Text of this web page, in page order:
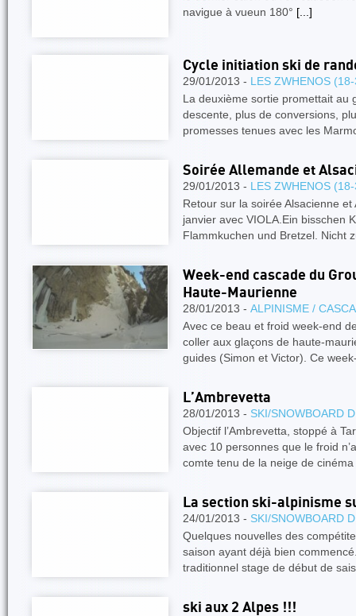
navigue à vueun 180° [...]
Cycle initiation ski de
29/01/2013 - LES ZWHENOS
La deuxième sortie promettait au
descente, plus de conversions,
promesses tenues avec les
Soirée Allemande et
29/01/2013 - LES ZWHENOS
Retour sur la soirée Alsacienne
janvier avec VIOLA.Ein bisschen
Flammkuchen und Bretzel. Nicht
Week-end cascade du
Haute-Maurienne
28/01/2013 - ALPINISME /
Avec ce beau et froid week-end
coller aux glaçons de haute-
guides (Simon et Victor). Ce
L’Ambrevetta
28/01/2013 - SKI/SNOWBOARD
Objectif l’Ambrevetta, stoppé à
avec 10 personnes que le froid
comte tenu de la neige de cinéma
La section ski-alpinisme
24/01/2013 - SKI/SNOWBOARD
Quelques nouvelles des
saison ayant déjà bien
traditionnel stage de début de
ski aux 2 Alpes !!!